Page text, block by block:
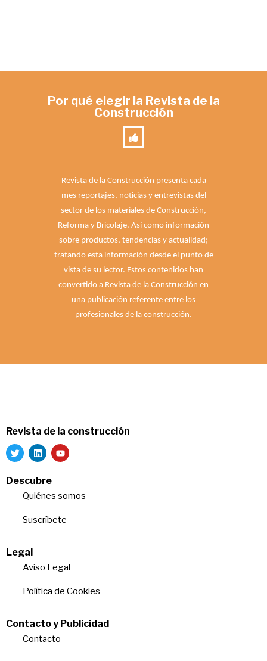
Por qué elegir la Revista de la
Construcción
Revista de la Construcción presenta cada
mes reportajes, noticias y entrevistas del
sector de los materiales de Construcción,
Reforma y Bricolaje. Así como información
sobre productos, tendencias y actualidad;
tratando esta información desde el punto de
vista de su lector. Estos contenidos han
convertido a Revista de la Construcción en
una publicación referente entre los
profesionales de la construcción.
Revista de la construcción
Descubre
Quiénes somos
Suscríbete
Legal
Aviso Legal
Política de Cookies
Contacto y Publicidad
Contacto